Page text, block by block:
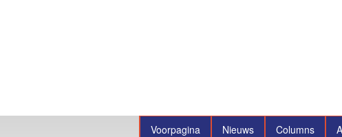
Voorpagina Nieuws Columns